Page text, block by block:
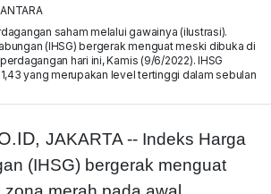
saham melalui gawainya (ilustrasi).
(IHSG) bergerak menguat meski dibuka di
hari ini, Kamis (9/6/2022). IHSG
yang merupakan level tertinggi dalam sebulan
JAKARTA -- Indeks Harga
(IHSG) bergerak menguat